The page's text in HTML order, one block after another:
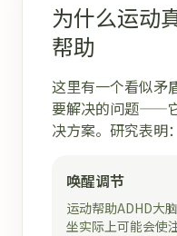
为什么运动
帮助
这里有一个看似矛
要解决的问题——
决方案。研究表明：
唤醒调节
运动帮助ADHD大
坐实际上可能会使